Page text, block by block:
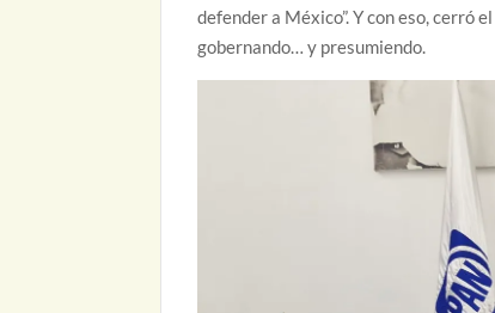
defender a México”. Y con eso, cerró
gobernando… y presumiendo.